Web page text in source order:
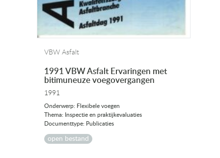
VBW Asfalt
1991 VBW Asfalt Ervaringen met
bitimuneuze voegovergangen
1991
Onderwerp: Flexibele voegen
Thema: Inspectie en praktijkevaluaties
Documenttype: Publicaties
open bestand